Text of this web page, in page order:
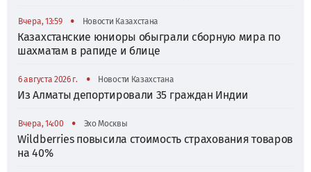
Вчера, 13:59 • Новости Казахстана
Казахстанские юниоры обыграли сборную мира по
шахматам в рапиде и блице
6 августа 2026 г. • Новости Казахстана
Из Алматы депортировали 35 граждан Индии
Вчера, 14:00 • Эхо Москвы
Wildberries повысила стоимость страхования товаров
на 40%